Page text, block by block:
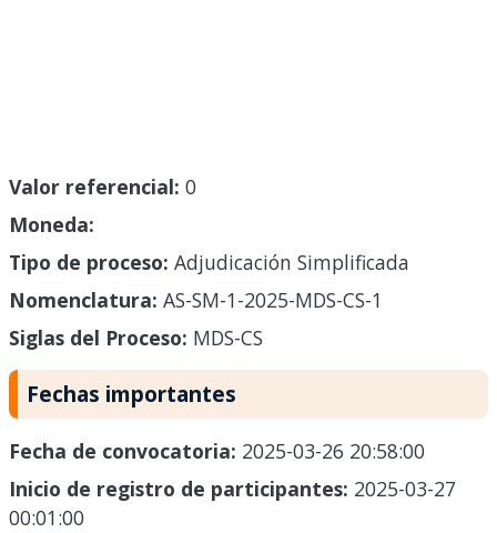
Valor referencial: 0
Moneda:
Tipo de proceso: Adjudicación Simplificada
Nomenclatura: AS-SM-1-2025-MDS-CS-1
Siglas del Proceso: MDS-CS
Fechas importantes
Fecha de convocatoria: 2025-03-26 20:58:00
Inicio de registro de participantes: 2025-03-27
00:01:00